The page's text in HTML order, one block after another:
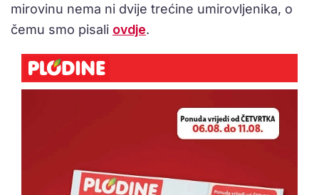
mirovinu nema ni dvije trećine umirovljenika, o
čemu smo pisali ovdje.